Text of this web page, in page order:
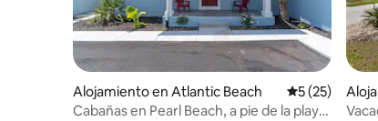
Alojamiento en Atlantic Beach Calificación
5 (25)
Cabañas en Pearl Beach, a pie de la playa,
ach